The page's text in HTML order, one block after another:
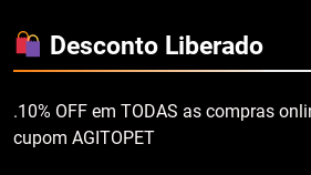
Desconto Liberado
.10% OFF em TODAS as compras
cupom AGITOPET